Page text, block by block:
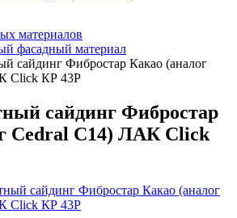
материалов
фасадный материал
сайдинг Фибростар Какао (аналог
Click КР 43Р
сайдинг Фибростар
Cedral С14) ЛАК Click